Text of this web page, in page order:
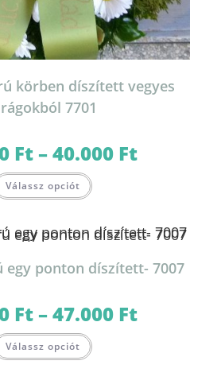
körben díszített vegyes
7701
Ft–40.000 Ft30.000 Ft
Válassz opciót a
van.
A
a
termékoldalon
egy ponton díszített- 7007
Ft–47.000 Ft30.000 Ft
Válassz opciót a